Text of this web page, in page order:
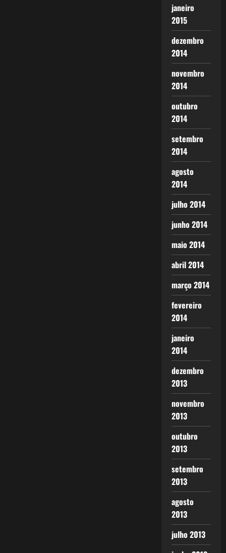
janeiro
2015
dezembro
2014
novembro
2014
outubro
2014
setembro
2014
agosto
2014
julho 2014
junho 2014
maio 2014
abril 2014
março 2014
fevereiro
2014
janeiro
2014
dezembro
2013
novembro
2013
outubro
2013
setembro
2013
agosto
2013
julho 2013